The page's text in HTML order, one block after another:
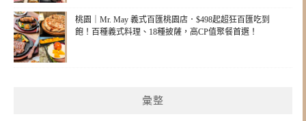
桃園｜Mr. May 義式百匯桃園店．$498起超狂百匯吃到
飽！百種義式料理、18種披薩，高CP值聚餐首選！
彙整